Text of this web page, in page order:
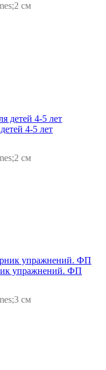
см
4-5 лет
см
упражнений. ФП
см